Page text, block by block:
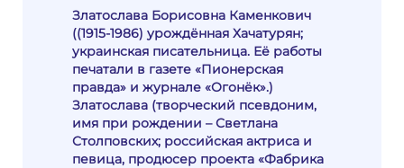
Златослава Борисовна Каменкович
((1915-1986) урождённая Хачатурян;
украинская писательница. Её работы
печатали в газете «Пионерская
правда» и журнале «Огонёк».)
Златослава (творческий псевдоним,
имя при рождении – Светлана
Столповских; российская актриса и
певица, продюсер проекта «Фабрика